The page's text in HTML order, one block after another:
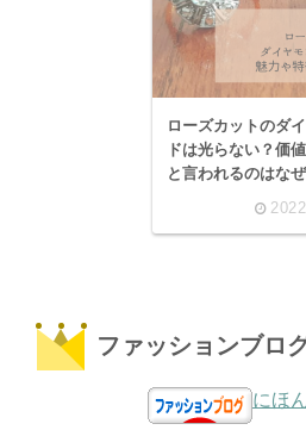
ローズカットのダ
ドは光らない？価
と言われるのはな
ファッションブロ
にほ